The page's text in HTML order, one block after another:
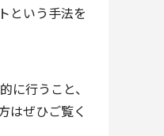
という手法を
に行うこと、
はぜひご覧く